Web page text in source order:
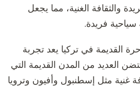
والثقافة الغنية، مما يجعل
سياحية فريدة.
القديمة في تركيا يعد تجربة
العديد من المدن القديمة التي
غنية مثل إسطنبول وأفيون وترويا